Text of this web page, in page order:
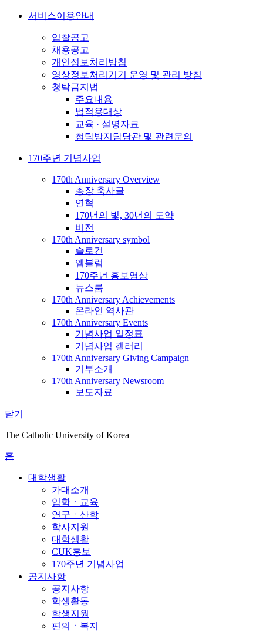
서비스이용안내
입찰공고
채용공고
개인정보처리방침
영상정보처리기기 운영 및 관리 방침
청탁금지법
주요내용
법적용대상
교육 · 설명자료
청탁방지담당관 및 관련문의
170주년 기념사업
170th Anniversary Overview
총장 축사글
연혁
170년의 빛, 30년의 도약
비전
170th Anniversary symbol
슬로건
엠블럼
170주년 홍보영상
뉴스룸
170th Anniversary Achievements
온라인 역사관
170th Anniversary Events
기념사업 일정표
기념사업 갤러리
170th Anniversary Giving Campaign
기부소개
170th Anniversary Newsroom
보도자료
닫기
The Catholic University of Korea
홈
대학생활
가대소개
입학ㆍ교육
연구ㆍ산학
학사지원
대학생활
CUK홍보
170주년 기념사업
공지사항
공지사항
학생활동
학생지원
편의ㆍ복지